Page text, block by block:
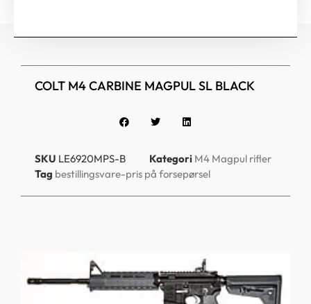
COLT M4 CARBINE MAGPUL SL BLACK
SKU LE6920MPS-B Kategori M4 Magpul rifler
Tag bestillingsvare-pris på forsepørsel